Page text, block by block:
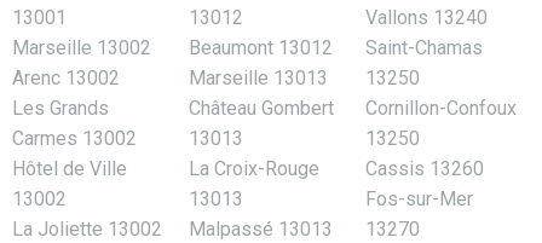
13001
Marseille 13002
Arenc 13002
Les Grands
Carmes 13002
Hôtel de Ville
13002
La Joliette 13002
13012
Beaumont 13012
Marseille 13013
Château Gombert
13013
La Croix-Rouge
13013
Malpassé 13013
Vallons 13240
Saint-Chamas
13250
Cornillon-Confoux
13250
Cassis 13260
Fos-sur-Mer
13270